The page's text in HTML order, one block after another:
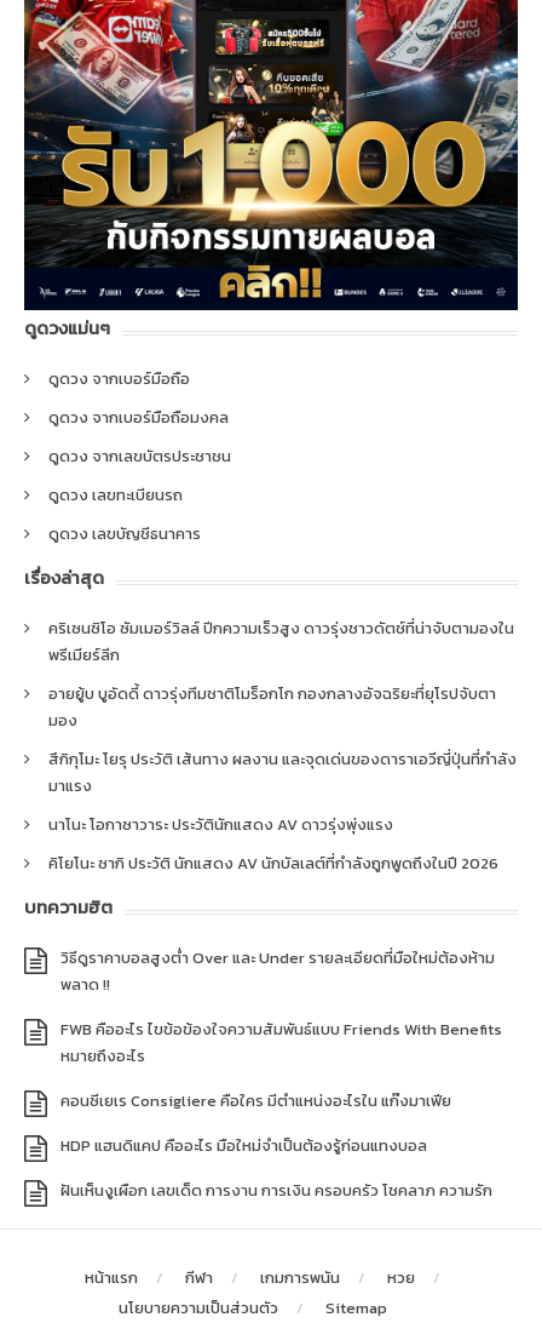
ดูดวงแม่นๆ
ดูดวง จากเบอร์มือถือ
ดูดวง จากเบอร์มือถือมงคล
ดูดวง จากเลขบัตรประชาชน
ดูดวง เลขทะเบียนรถ
ดูดวง เลขบัญชีธนาคาร
เรื่องล่าสุด
คริเซนซิโอ ซัมเมอร์วิลล์ ปีกความเร็วสูง ดาวรุ่งชาวดัตช์ที่น่าจับตามองใน
พรีเมียร์ลีก
อายยู้บ บูอัดดี้ ดาวรุ่งทีมชาติโมร็อกโก กองกลางอัจฉริยะที่ยุโรปจับตา
มอง
สึกิกุโมะ โยรุ ประวัติ เส้นทาง ผลงาน และจุดเด่นของดาราเอวีญี่ปุ่นที่กำลัง
มาแรง
นาโนะ โอกาซาวาระ ประวัตินักแสดง AV ดาวรุ่งพุ่งแรง
คิโยโนะ ซากิ ประวัติ นักแสดง AV นักบัลเลต์ที่กำลังถูกพูดถึงในปี 2026
บทความฮิต
วิธีดูราคาบอลสูงต่ำ Over และ Under รายละเอียดที่มือใหม่ต้องห้าม
พลาด !!
FWB คืออะไร ไขข้อข้องใจความสัมพันธ์แบบ Friends With Benefits
หมายถึงอะไร
คอนซีเยเร Consigliere คือใคร มีตำแหน่งอะไรใน แก๊งมาเฟีย
HDP แฮนดิแคป คืออะไร มือใหม่จำเป็นต้องรู้ก่อนแทงบอล
ฝันเห็นงูเผือก เลขเด็ด การงาน การเงิน ครอบครัว โชคลาภ ความรัก
หน้าแรก กีฬา เกมการพนัน
หวย
นโยบายความเป็นส่วนตัว
Sitemap